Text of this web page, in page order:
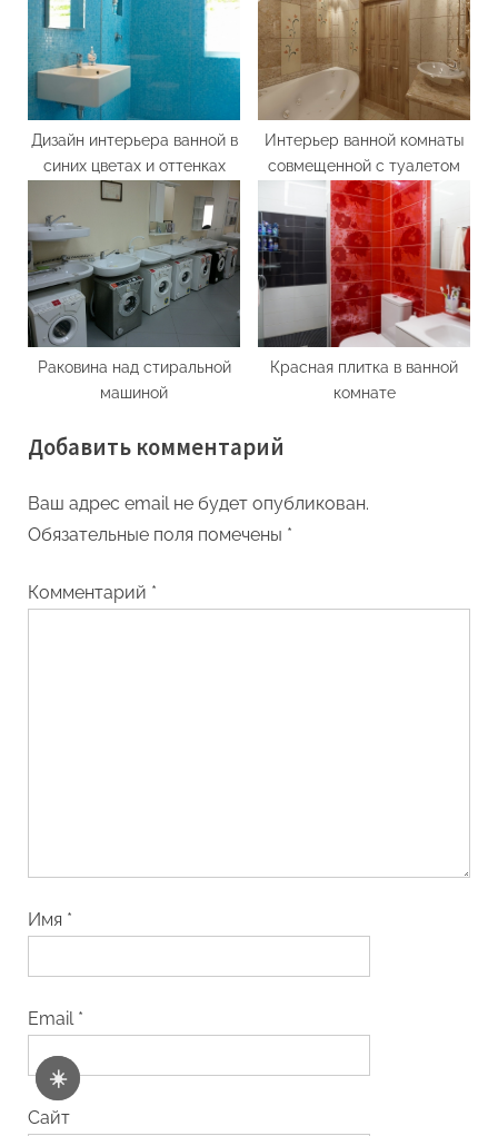
☀️
Дизайн интерьера ванной в
синих цветах и оттенках
Интерьер ванной комнаты
совмещенной с туалетом
Раковина над стиральной
машиной
Красная плитка в ванной
комнате
Добавить комментарий
Ваш адрес email не будет опубликован.
Обязательные поля помечены *
Комментарий *
Имя *
Email *
Сайт